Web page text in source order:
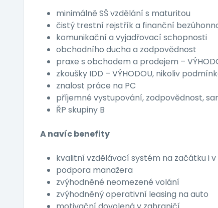
minimálně SŠ vzdělání s maturitou
čistý trestní rejstřík a finanční
komunikační a vyjadřovací schopnosti
obchodního ducha a zodpovědnost
praxe s obchodem a prodejem –
zkoušky IDD – VÝHODOU, nikoliv
znalost práce na PC
příjemné vystupování, zodpovědnost,
ŘP skupiny B
A navíc benefity
kvalitní vzdělávací systém na začátku i
podpora manažera
zvýhodněné neomezené volání
zvýhodněný operativní leasing na auto